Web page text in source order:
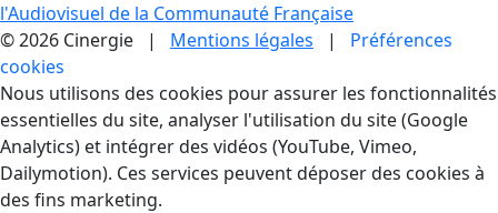
l'Audiovisuel de la Communauté Française
© 2026 Cinergie | Mentions légales | Préférences
cookies
Gestion des Cookies
Nous utilisons des cookies pour assurer les fonctionnalités
essentielles du site, analyser l'utilisation du site (Google
Analytics) et intégrer des vidéos (YouTube, Vimeo,
Dailymotion). Ces services peuvent déposer des cookies à
des fins marketing.